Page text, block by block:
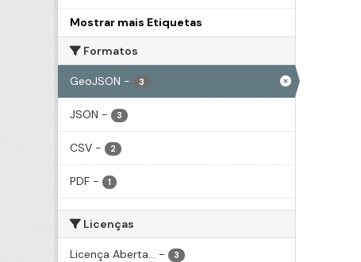
Mostrar mais Etiquetas
Formatos
GeoJSON - 3
JSON - 3
CSV - 2
PDF - 1
Licenças
Licença Aberta... - 3